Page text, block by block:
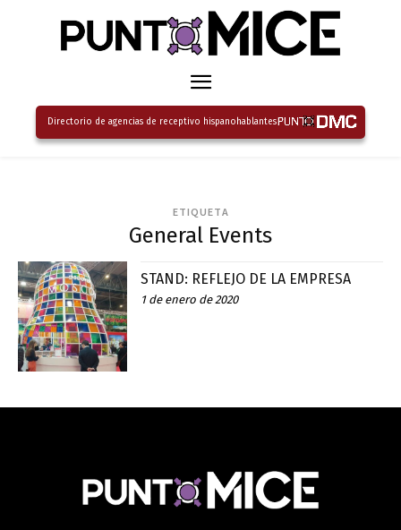
Directorio de agencias de receptivo hispanohablantes
ETIQUETA
General Events
STAND: REFLEJO DE LA EMPRESA
1 de enero de 2020